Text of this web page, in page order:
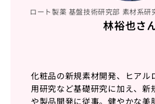
ロート製薬 基盤技術研究部 素材系研
林裕也さ
化粧品の新規素材開発、ヒアル
用研究など基礎研究に加え、新
や製品開発に従事。健やかな美